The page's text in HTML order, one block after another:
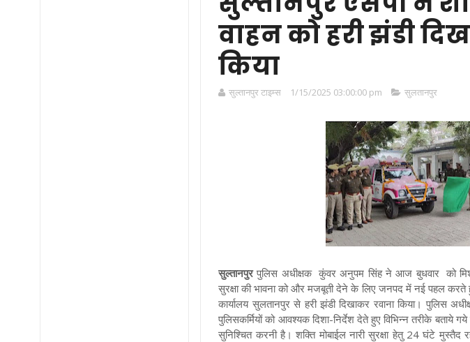
वाहन को हरी झंडी
किया
सुल्तानपुर टाइम्स 1/15/2025 03:00:00 pm सुलतानपुर
सुल्तानपुरपुलिस अधीक्षक कुंवर अनुपम सिंह ने आज बुधवार को
सुरक्षा की भावना को और मजबूती देने के लिए जनपद में नई पहल करते
कार्यालय सुलतानपुर से हरी झंडी दिखाकर रवाना किया। पुलिस
पुलिसकर्मियों को आवश्यक दिशा-निर्देश देते हुए विभिन्न तरीके बताये
सुनिश्चित करनी है। शक्ति मोबाईल नारी सुरक्षा हेतु 24 घंटे मुस्तैद